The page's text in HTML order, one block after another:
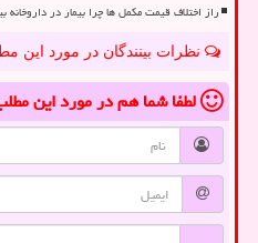
راز اختلاف قیمت مکمل ها چرا بیمار در
نظرات بینندگان در مورد این
لطفا شما همدر مورد این